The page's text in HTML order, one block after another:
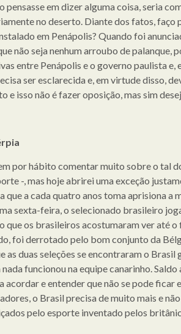
pensasse em dizer alguma coisa, seria
no deserto. Diante dos fatos, faço
em Penápolis? Quando foi
não seja nenhum arroubo de palanque,
entre Penápolis e o governo paulista e,
ser esclarecida e, em virtude disso,
e isso não é fazer oposição, mas sim
por hábito comentar muito sobre o tal
-, mas hoje abrirei uma exceção
que a cada quatro anos toma aprisiona a
sexta-feira, o selecionado brasileiro
que os brasileiros acostumaram ver até o
foi derrotado pelo bom conjunto da
as duas seleções se encontraram o Brasil
funcionou na equipe canarinho.
acordar e entender que não se pode ficar
o Brasil precisa de muito mais e
pelo esporte inventado pelos